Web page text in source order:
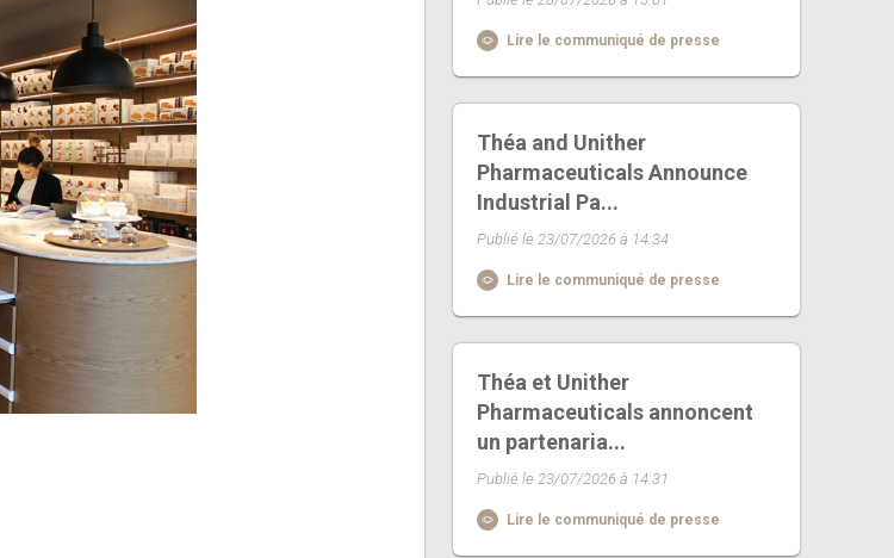
Lire le communiqué de presse
Théa and Unither
Pharmaceuticals Announce
Industrial Pa...
Publié le 23/07/2026 à 14:34
Lire le communiqué de presse
Théa et Unither
Pharmaceuticals annoncent
un partenaria...
Publié le 23/07/2026 à 14:31
Lire le communiqué de presse